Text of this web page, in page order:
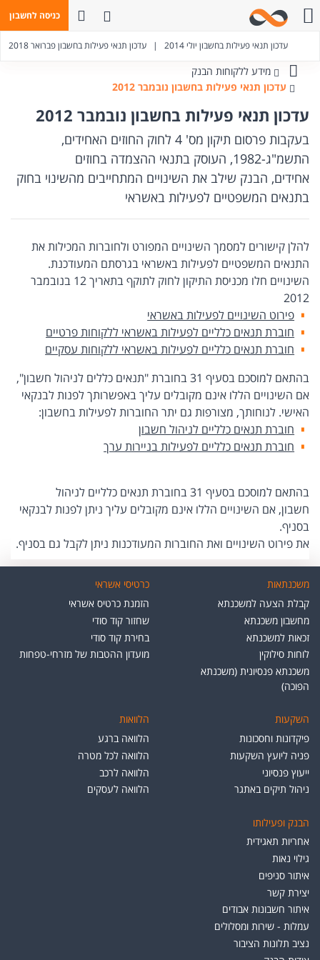
כניסה לחשבון
פתח חיפושחייגו אלינו
עדכון תנאי פעילות בחשבון יולי 2014 | עדכון תנאי פעילות בחשבון פברואר 2018
בנק
מידע ללקוחות הבנק
עדכון תנאי פעילות בחשבון נובמבר 2012
עדכון תנאי פעילות בחשבון נובמבר 2012
בעקבות פרסום תיקון מס' 4 לחוק החוזים האחידים,
התשמ"ג-1982, העוסק בתנאי ההצמדה בחוזים
אחידים, הבנק שילב את השינויים המתחייבים מהשינוי בחוק
בתנאים המשפטיים לפעילות באשראי
להלן קישורים למסמך השינויים המפורט ולחוברות המכילות את
התנאים המשפטיים לפעילות באשראי בגרסתם המעודכנת.
השינויים חלו מכניסת התיקון לחוק לתוקף בתאריך 12 בנובמבר
2012
פירוט השינויים לפעילות באשראי
חוברת תנאים כלליים לפעילות באשראי ללקוחות פרטיים
חוברת תנאים כלליים לפעילות באשראי ללקוחות עסקיים
בהתאם למוסכם בסעיף 31 בחוברת "תנאים כללים לניהול חשבון",
אם השינויים הללו אינם מקובלים עליך באפשרותך לפנות לבנקאי
האישי. לנוחותך, מצורפות גם יתר החוברות לפעילות בחשבון:
חוברת תנאים כלליים לניהול חשבון
חוברת תנאים כלליים לפעילות בניירות ערך
בהתאם למוסכם בסעיף 31 בחוברת תנאים כלליים לניהול
חשבון, אם השינויים הללו אינם מקובלים עליך ניתן לפנות לבנקאי
בסניף.
את פירוט השינויים ואת החוברות המעודכנות ניתן לקבל גם בסניף.
משכנתאות
קבלת הצעה למשכנתא
מחשבון משכנתא
זכאות למשכנתא
לוחות סילוקין
משכנתא פנסיונית (משכנתא
הפוכה)
כרטיסי אשראי
הזמנת כרטיס אשראי
שחזור קוד סודי
בחירת קוד סודי
מועדון ההטבות של מזרחי-טפחות
השקעות
פיקדונות וחסכונות
פניה ליועץ השקעות
ייעוץ פנסיוני
ניהול תיקים באתגר
הלוואות
הלוואה ברגע
הלוואה לכל מטרה
הלוואה לרכב
הלוואה לעסקים
הבנק ופעילותו
אחריות תאגידית
גילוי נאות
איתור סניפים
יצירת קשר
איתור חשבונות אבודים
עמלות - שירות ומסלולים
נציב תלונות הציבור